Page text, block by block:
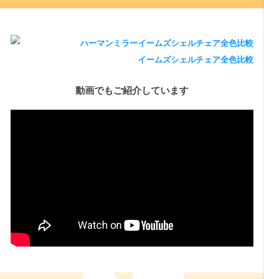
検索
イームズシェルチェア全色比較
動画でもご紹介しています